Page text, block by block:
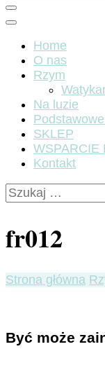
Home
O nas
Rzym
Na luzie
SKLEP
WSPARCIE
Kontakt
Szukaj:
fr012
Strona główna
Być może